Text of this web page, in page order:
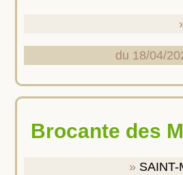
du 18/04/
Brocante des
SAINT-